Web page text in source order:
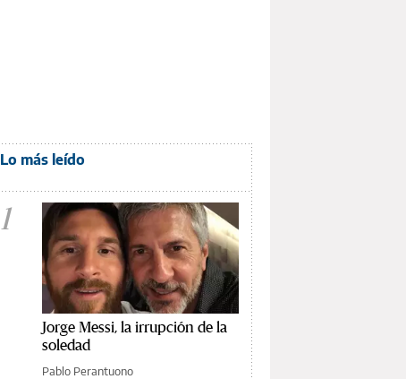
Lo más leído
1
Jorge Messi, la irrupción de la
soledad
Pablo Perantuono